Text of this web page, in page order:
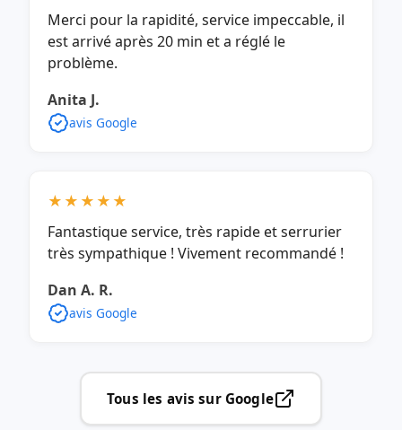
Merci pour la rapidité, service impeccable, il
est arrivé après 20 min et a réglé le
problème.
Anita J.
avis Google
★★★★★
Fantastique service, très rapide et serrurier
très sympathique ! Vivement recommandé !
Dan A. R.
avis Google
Tous les avis sur Google